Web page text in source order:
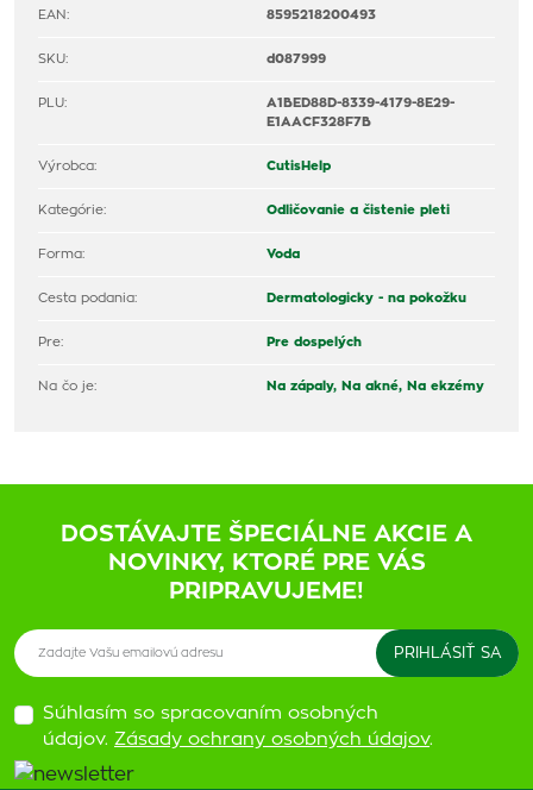
EAN: 8595218200493
SKU: d087999
PLU:
A1BED88D-8339-4179-8E29-
E1AACF328F7B
Výrobca: CutisHelp
Kategórie: Odličovanie a čistenie pleti
Forma: Voda
Cesta podania: Dermatologicky - na pokožku
Pre: Pre dospelých
Na čo je: Na zápaly, Na akné, Na ekzémy
DOSTÁVAJTE ŠPECIÁLNE AKCIE A
NOVINKY, KTORÉ PRE VÁS
PRIPRAVUJEME!
Súhlasím so spracovaním osobných
údajov. Zásady ochrany osobných údajov.